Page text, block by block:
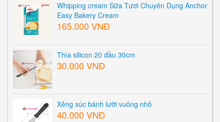
Whipping cream Sữa Tươi Chuyên Dụng Anchor
Easy Bakery Cream
165.000 VNĐ
Thìa silicon 20 đầu 30cm
30.000 VNĐ
Xẻng xúc bánh lưỡi vuông nhỏ
40.000 VNĐ